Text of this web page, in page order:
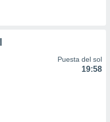
Puesta del sol
19:58